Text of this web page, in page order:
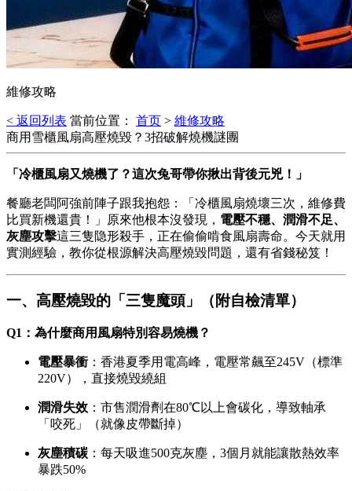
維修攻略
< 返回列表 當前位置： 首页 > 維修攻略
商用雪櫃風扇高壓燒毀？3招破解燒機謎團
「冷櫃風扇又燒機了？這次兔哥帶你揪出背後元兇！」
餐廳老闆阿強前陣子跟我抱怨：「冷櫃風扇燒壞三次，維修費
比買新機還貴！」原來他根本沒發現， 電壓不穩、潤滑不足、
灰塵攻擊這三隻隐形殺手，正在偷偷啃食風扇壽命。今天就用
實測經驗，教你從根源解決高壓燒毀問題，還有省錢秘笈！
一、高壓燒毀的「三隻魔頭」（附自檢清單）
Q1：為什麼商用風扇特別容易燒機？
電壓暴衝：香港夏季用電高峰，電壓常飆至245V（標準
220V），直接燒毀繞組
潤滑失效 ：市售潤滑劑在80℃以上會碳化，導致軸承
「咬死」（就像皮帶斷掉）
灰塵積碳 ：每天吸進500克灰塵，3個月就能讓散熱效率
暴跌50%